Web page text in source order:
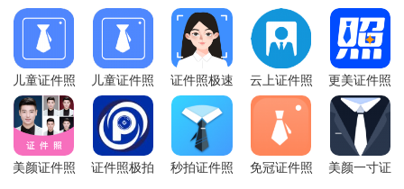
【白描证件照特色】
1. 快速制作：白描证件照采用高性能的图像处理技术，快速
将普通照片转换成证件照，大大提高了制作效率。
2. 多种尺寸：软件内置多种证件照尺寸，包括护照、签证、
多拍照服务等你来体验，有...
儿童证件照
相机APP
儿童证件照
相机
证件照极速
版app
云上证件照
app
更美证件照
美颜证件照
证件照极拍 秒拍证件照 免冠证件照
美颜一寸证